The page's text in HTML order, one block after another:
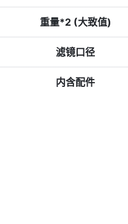
重量*2 (大致值)
滤镜口径
内含配件